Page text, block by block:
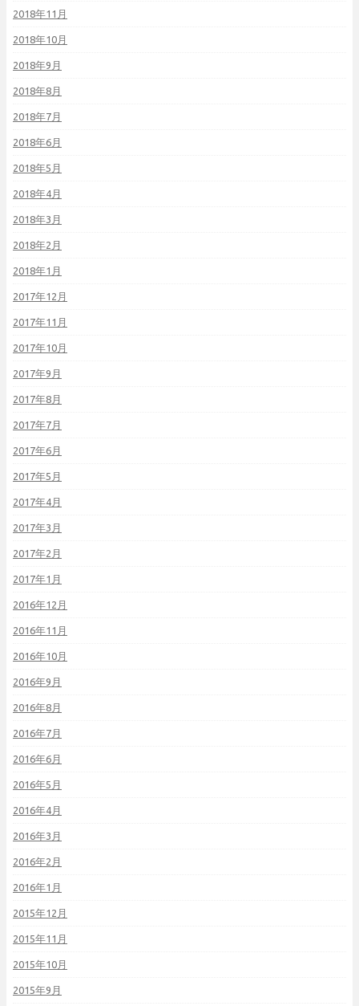
2018年11月
2018年10月
2018年9月
2018年8月
2018年7月
2018年6月
2018年5月
2018年4月
2018年3月
2018年2月
2018年1月
2017年12月
2017年11月
2017年10月
2017年9月
2017年8月
2017年7月
2017年6月
2017年5月
2017年4月
2017年3月
2017年2月
2017年1月
2016年12月
2016年11月
2016年10月
2016年9月
2016年8月
2016年7月
2016年6月
2016年5月
2016年4月
2016年3月
2016年2月
2016年1月
2015年12月
2015年11月
2015年10月
2015年9月